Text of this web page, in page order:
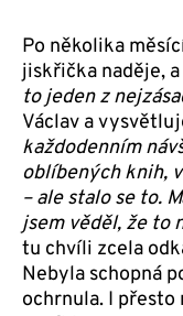
Po několika
jiskřička naděje,
to jeden z
Václav a
každodenním
oblíbených knih,
– ale stalo se to.
jsem věděl, že to
tu chvíli zcela
Nebyla schopná
ochrnula. I